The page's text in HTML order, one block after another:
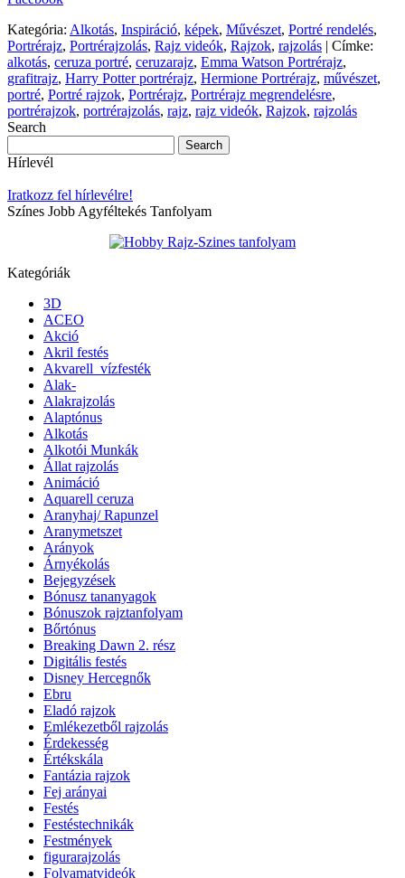
Kategória: Alkotás, Inspiráció, képek, Művészet, Portré rendelés,
Portrérajz, Portrérajzolás, Rajz videók, Rajzok, rajzolás | Címke:
alkotás, ceruza portré, ceruzarajz, Emma Watson Portrérajz,
grafitrajz, Harry Potter portrérajz, Hermione Portrérajz, művészet,
portré, Portré rajzok, Portrérajz, Portrérajz megrendelésre,
portrérajzok, portrérajzolás, rajz, rajz videók, Rajzok, rajzolás
Search
Hírlevél
Iratkozz fel hírlevélre!
Színes Jobb Agyféltekés Tanfolyam
Kategóriák
3D
ACEO
Akció
Akril festés
Akvarell_vízfesték
Alak-
Alakrajzolás
Alaptónus
Alkotás
Alkotói Munkák
Állat rajzolás
Animáció
Aquarell ceruza
Aranyhaj/ Rapunzel
Aranymetszet
Arányok
Árnyékolás
Bejegyzések
Bónusz tananyagok
Bónuszok rajztanfolyam
Bőrtónus
Breaking Dawn 2. rész
Digitális festés
Disney Hercegnők
Ebru
Eladó rajzok
Emlékezetből rajzolás
Érdekesség
Értékskála
Fantázia rajzok
Fej arányai
Festés
Festéstechnikák
Festmények
figurarajzolás
Folyamatvideók